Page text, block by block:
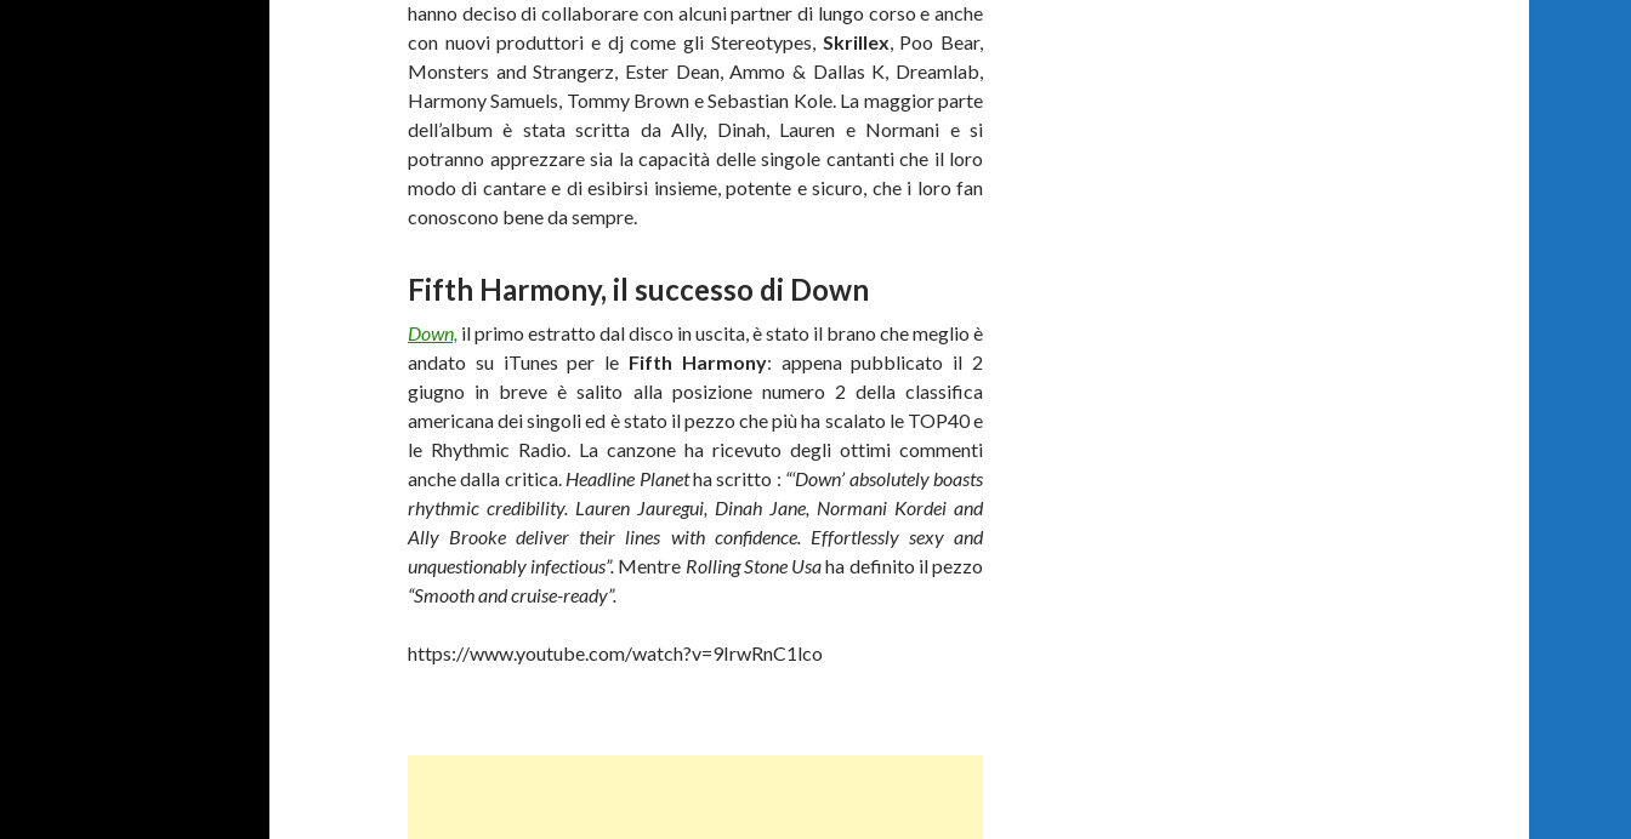
hanno deciso di collaborare con alcuni partner di lungo corso e anche
con nuovi produttori e dj come gli Stereotypes, Skrillex, Poo Bear,
Monsters and Strangerz, Ester Dean, Ammo & Dallas K, Dreamlab,
Harmony Samuels, Tommy Brown e Sebastian Kole. La maggior parte
dell’album è stata scritta da Ally, Dinah, Lauren e Normani e si
potranno apprezzare sia la capacità delle singole cantanti che il loro
modo di cantare e di esibirsi insieme, potente e sicuro, che i loro fan
conoscono bene da sempre.
Fifth Harmony, il successo di Down
Down, il primo estratto dal disco in uscita, è stato il brano che meglio è
andato su iTunes per le Fifth Harmony: appena pubblicato il 2
giugno in breve è salito alla posizione numero 2 della classifica
americana dei singoli ed è stato il pezzo che più ha scalato le TOP40 e
le Rhythmic Radio. La canzone ha ricevuto degli ottimi commenti
anche dalla critica. Headline Planetha scritto : “‘Down’ absolutely boasts
rhythmic credibility. Lauren Jauregui, Dinah Jane, Normani Kordei and
Ally Brooke deliver their lines with confidence. Effortlessly sexy and
unquestionably infectious”. Mentre Rolling Stone Usaha definito il pezzo
“Smooth and cruise-ready”.
https://www.youtube.com/watch?v=9IrwRnC1lco